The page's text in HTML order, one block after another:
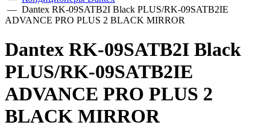
— Dantex RK-09SATB2I Black PLUS/RK-09SATB2IE
ADVANCE PRO PLUS 2 BLACK MIRROR
Dantex RK-09SATB2I Black
PLUS/RK-09SATB2IE
ADVANCE PRO PLUS 2
BLACK MIRROR